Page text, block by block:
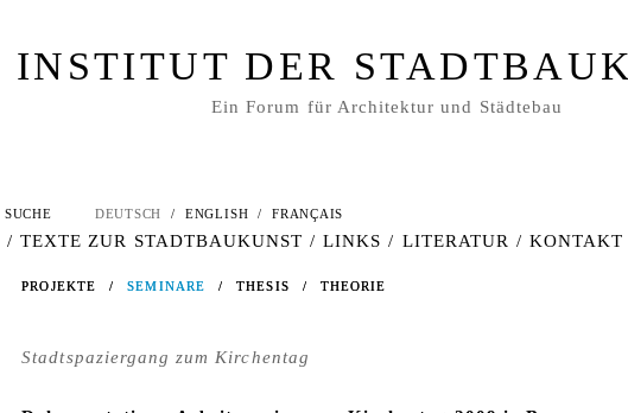
INSTITUT DER
Ein Forum für Architektur und Städtebau
SUCHE DEUTSCH / ENGLISH / FRANÇAIS
/ TEXTE ZUR STADTBAUKUNST / LINKS / LITERATUR / KONTAKT
PROJEKTE / SEMINARE / THESIS / THEORIE
PROJEKTE / SEMINARE / THESIS / THEORIE
Stadtspaziergang zum Kirchentag